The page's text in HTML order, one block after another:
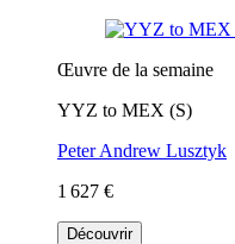
Œuvre de la semaine
YYZ to MEX (S)
Peter Andrew Lusztyk
1 627 €
Découvrir